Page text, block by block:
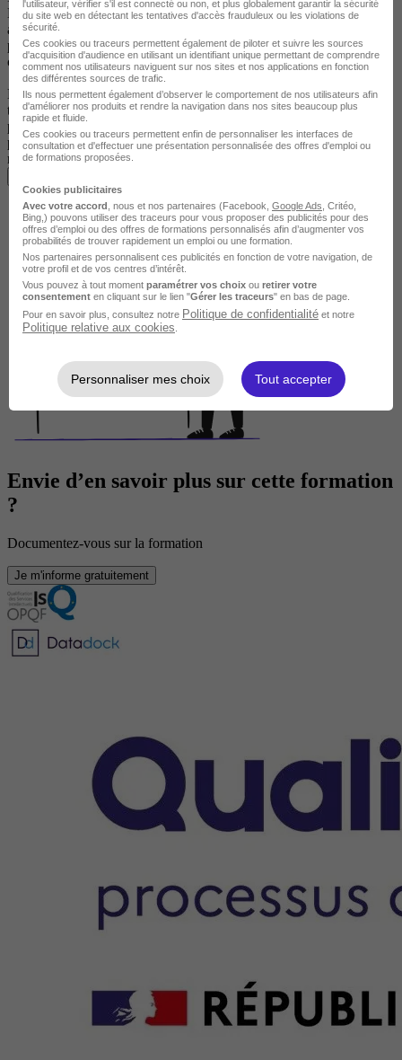
Les formations peuvent être qualifiantes ou diplômantes permettant
ainsi de valider des acquis ou de se réorienter. Les formations
peuvent être uniquement modulaires afin de réactualiser ses
compétences.
L’Icam accompagne également les entreprises sur des métiers en
tension, en mettant en place des parcours de formation en contrat de
professionnalisation, ce qui constitue une alternative intéressante
pour les entreprises qui rencontrent d’importantes difficultés de
recrutement.
Envie d’en savoir plus sur cette formation
?
Documentez-vous sur la formation
Je m'informe gratuitement
l'utilisateur, vérifier s'il est connecté ou non, et plus globalement garantir la sécurité
du site web en détectant les tentatives d'accès frauduleux ou les violations de
sécurité.
Ces cookies ou traceurs permettent également de piloter et suivre les sources
d'acquisition d'audience en utilisant un identifiant unique permettant de comprendre
comment nos utilisateurs naviguent sur nos sites et nos applications en fonction
des différentes sources de trafic.
Ils nous permettent également d’observer le comportement de nos utilisateurs afin
d'améliorer nos produits et rendre la navigation dans nos sites beaucoup plus
rapide et fluide.
Ces cookies ou traceurs permettent enfin de personnaliser les interfaces de
consultation et d'effectuer une présentation personnalisée des offres d'emploi ou
de formations proposées.
Cookies publicitaires
Avec votre accord , nous et nos partenaires (Facebook, Google Ads , Critéo,
Bing,) pouvons utiliser des traceurs pour vous proposer des publicités pour des
offres d’emploi ou des offres de formations personnalisés afin d’augmenter vos
probabilités de trouver rapidement un emploi ou une formation.
Nos partenaires personnalisent ces publicités en fonction de votre navigation, de
votre profil et de vos centres d’intérêt.
Vous pouvez à tout moment paramétrer vos choix ou retirer votre
consentement en cliquant sur le lien "Gérer les traceurs" en bas de page.
Pour en savoir plus, consultez notre Politique de confidentialité et notre
Politique relative aux cookies
Personnaliser mes choix Tout accepter